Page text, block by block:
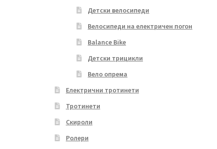
Детски велосипеди
Велосипеди на електричен погон
Balance Bike
Детски трицикли
Вело опрема
Електрични тротинети
Тротинети
Скироли
Ролери